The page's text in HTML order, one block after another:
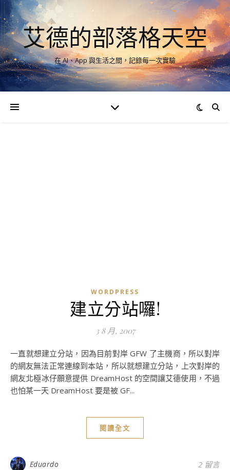
艾德的部落格天空
在 AI、App 與生活之間，記錄每一次實驗
WORDPRESS
建立分站囉!
3 8 月, 2007
一直就想建立分站，因為目前對岸 GFW 了主機商，所以對岸
的網友無法正常連線到本站，所以就想建立分站，上次對岸的
網友北極冰仔願意提供 DreamHost 的空間讓艾德使用，不過
也怕某一天 DreamHost 要是被 GF...
閱讀全文
Eduardo 2 留言